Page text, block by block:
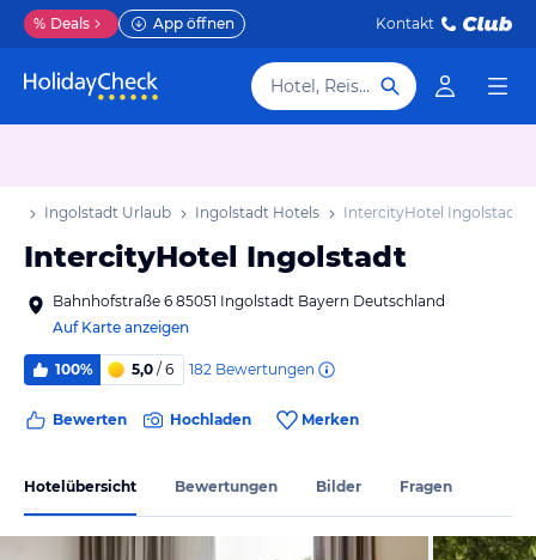
% Deals App öffnen Kontakt
Hotel, Reiseziel
Ingolstadt Urlaub Ingolstadt Hotels IntercityHotel Ingolstadt
IntercityHotel Ingolstadt
Bahnhofstraße 6 85051 Ingolstadt Bayern Deutschland
Auf Karte anzeigen
100% 5,0 / 6 182 Bewertungen
Bewerten Hochladen Merken
Hotelübersicht Bewertungen Bilder Fragen